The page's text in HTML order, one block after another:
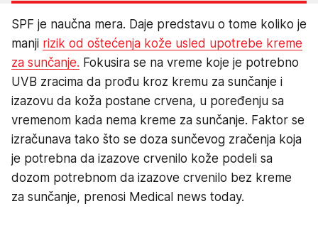
SPF je naučna mera. Daje predstavu o tome koliko je
manji rizik od oštećenja kože usled upotrebe kreme
za sunčanje. Fokusira se na vreme koje je potrebno
UVB zracima da prođu kroz kremu za sunčanje i
izazovu da koža postane crvena, u poređenju sa
vremenom kada nema kreme za sunčanje. Faktor se
izračunava tako što se doza sunčevog zračenja koja
je potrebna da izazove crvenilo kože podeli sa
dozom potrebnom da izazove crvenilo bez kreme
za sunčanje, prenosi Medical news today.